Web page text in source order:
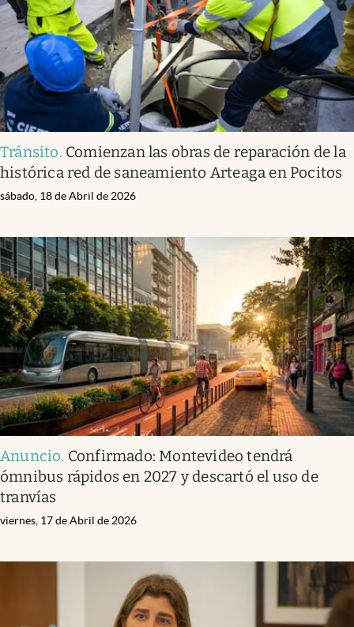
Tránsito. Comienzan las obras de reparación de la
histórica red de saneamiento Arteaga en Pocitos
sábado, 18 de Abril de 2026
Anuncio. Confirmado: Montevideo tendrá
ómnibus rápidos en 2027 y descartó el uso de
tranvías
viernes, 17 de Abril de 2026